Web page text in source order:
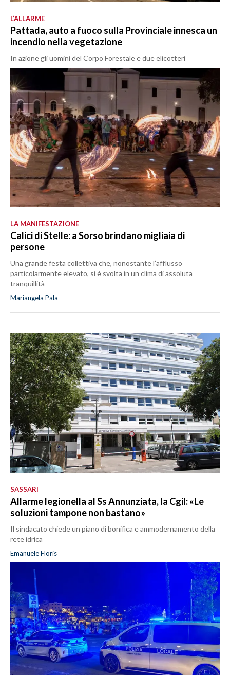
L’ALLARME
Pattada, auto a fuoco sulla Provinciale innesca un
incendio nella vegetazione
In azione gli uomini del Corpo Forestale e due elicotteri
LA MANIFESTAZIONE
Calici di Stelle: a Sorso brindano migliaia di
persone
Una grande festa collettiva che, nonostante l’afflusso
particolarmente elevato, si è svolta in un clima di assoluta
tranquillità
Mariangela Pala
SASSARI
Allarme legionella al Ss Annunziata, la Cgil: «Le
soluzioni tampone non bastano»
Il sindacato chiede un piano di bonifica e ammodernamento della
rete idrica
Emanuele Floris